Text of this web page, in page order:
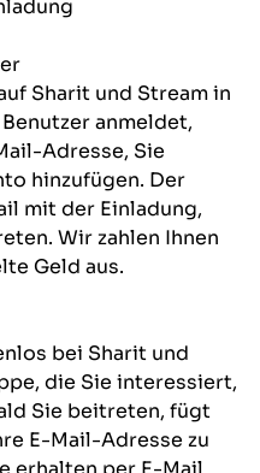
Sharit und Stream in
anmeldet,
Adresse, Sie
hinzufügen. Der
mit der Einladung,
Wir zahlen Ihnen
Geld aus.
bei Sharit und
die Sie interessiert,
Sie beitreten, fügt
E-Mail-Adresse zu